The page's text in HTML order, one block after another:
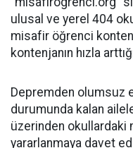
ulusal ve yerel 404
misafir öğrenci
kontenjanın hızla
Depremden olumsuz
durumunda kalan
üzerinden okullardaki
yararlanmaya davet